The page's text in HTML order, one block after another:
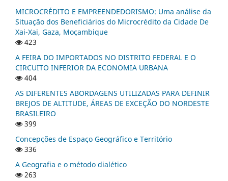
MICROCRÉDITO E EMPREENDEDORISMO: Uma análise da
Situação dos Beneficiários do Microcrédito da Cidade De
Xai-Xai, Gaza, Moçambique
423
A FEIRA DO IMPORTADOS NO DISTRITO FEDERAL E O
CIRCUITO INFERIOR DA ECONOMIA URBANA
404
AS DIFERENTES ABORDAGENS UTILIZADAS PARA DEFINIR
BREJOS DE ALTITUDE, ÁREAS DE EXCEÇÃO DO NORDESTE
BRASILEIRO
399
Concepções de Espaço Geográfico e Território
336
A Geografia e o método dialético
263